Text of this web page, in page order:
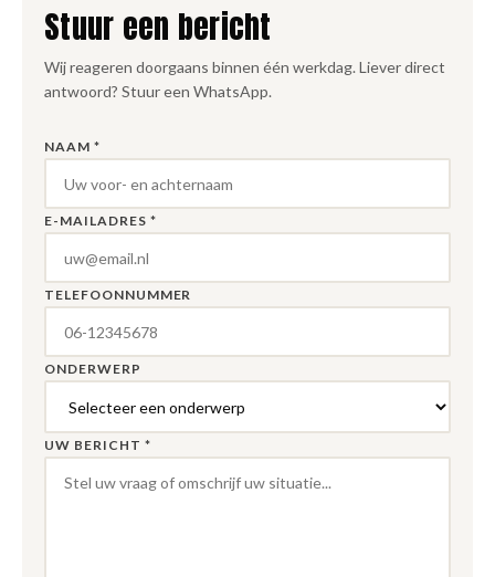
Stuur een bericht
Wij reageren doorgaans binnen één werkdag. Liever direct
antwoord? Stuur een WhatsApp.
NAAM *
E-MAILADRES *
TELEFOONNUMMER
ONDERWERP
UW BERICHT *